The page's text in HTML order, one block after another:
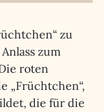
zu
zum
roten
„Früchtchen“,
die für die